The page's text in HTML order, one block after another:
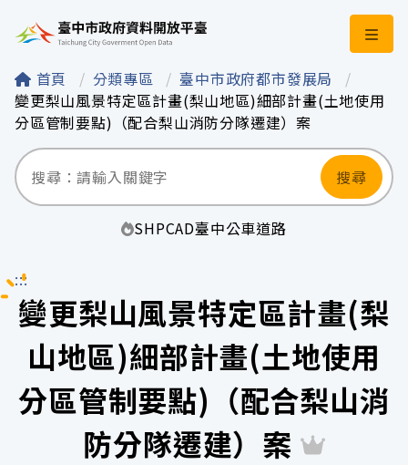
臺中市政府資料開
首頁 分類專區
臺中市政府都市發展局
變更梨山風景特定區計畫(梨山地區)細部計畫(土地使用
分區管制要點)（配合梨山消防分隊遷建）案
搜尋
SHPCAD臺中公車道路
:::
變更梨山風景特定區計畫(梨
山地區)細部計畫(土地使用
分區管制要點)（配合梨山消
防分隊遷建）案